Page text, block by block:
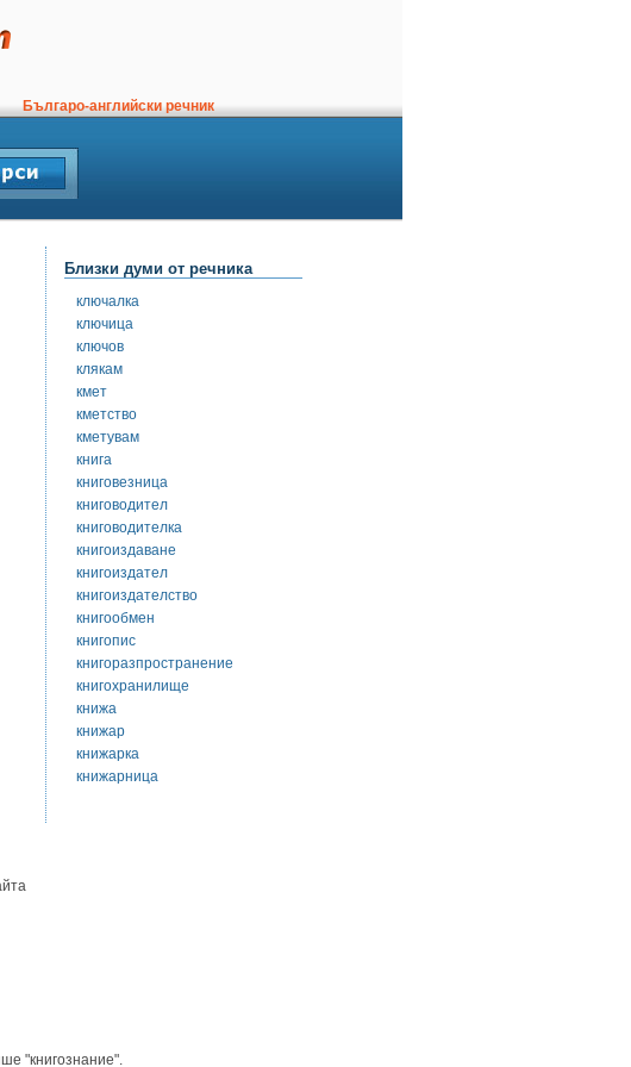
Българо-английски речник
Близки думи от речника
ключалка
ключица
ключов
клякам
кмет
кметство
кметувам
книга
книговезница
книговодител
книговодителка
книгоиздаване
книгоиздател
книгоиздателство
книгообмен
книгопис
книгоразпространение
книгохранилище
книжа
книжар
книжарка
книжарница
"книгознание".